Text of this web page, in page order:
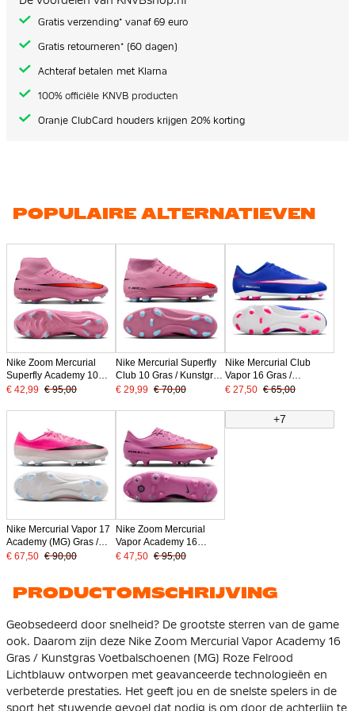
Gratis verzending* vanaf 69 euro
Gratis retourneren* (60 dagen)
Achteraf betalen met Klarna
100% officiële KNVB producten
Oranje ClubCard houders krijgen 20% korting
POPULAIRE ALTERNATIEVEN
Nike Zoom Mercurial
Superfly Academy 10
Gras / Kunstgras
Roze Felrood Lichtblauw
€ 42,99 € 95,00
Nike Mercurial Superfly
Club 10 Gras / Kunstgras
Voetbalschoenen (MG)
€ 29,99 € 70,00
Nike Mercurial Club
Vapor 16 Gras /
Kunstgras
Blauw Wit Felroze
€ 27,50 € 65,00
Nike Mercurial Vapor 17
Academy (MG) Gras /
Kunstgras
€ 67,50 € 90,00
Nike Zoom Mercurial
Vapor Academy 16
IJzeren-Nop
Lichtblauw
€ 47,50 € 95,00
+7
PRODUCTOMSCHRIJVING
Geobsedeerd door snelheid? De grootste sterren van de game
ook. Daarom zijn deze Nike Zoom Mercurial Vapor Academy 16
Gras / Kunstgras Voetbalschoenen (MG) Roze Felrood
Lichtblauw ontworpen met geavanceerde technologieën en
verbeterde prestaties. Het geeft jou en de snelste spelers in de
sport het stuwende gevoel dat nodig is om door de achterlijn te